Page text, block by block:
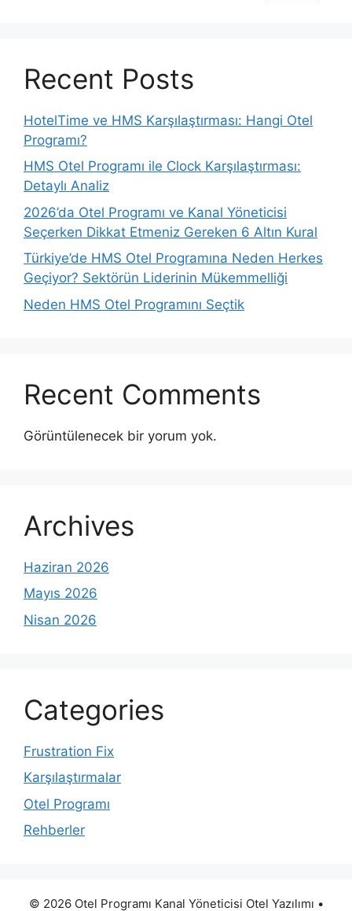
Recent Posts
HotelTime ve HMS Karşılaştırması: Hangi Otel
Programı?
HMS Otel Programı ile Clock Karşılaştırması:
Detaylı Analiz
2026’da Otel Programı ve Kanal Yöneticisi
Seçerken Dikkat Etmeniz Gereken 6 Altın Kural
Türkiye’de HMS Otel Programına Neden Herkes
Geçiyor? Sektörün Liderinin Mükemmelliği
Neden HMS Otel Programını Seçtik
Recent Comments
Görüntülenecek bir yorum yok.
Archives
Haziran 2026
Mayıs 2026
Nisan 2026
Categories
Frustration Fix
Karşılaştırmalar
Otel Programı
Rehberler
© 2026 Otel Programı Kanal Yöneticisi Otel Yazılımı •